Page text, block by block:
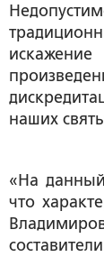
наших
«На
что